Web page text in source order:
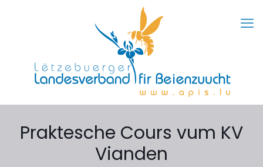
Praktesche Cours vum KV
Vianden